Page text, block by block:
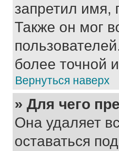
запретил имя,
Также он мог
более точной
Вернуться наверх
» Для чего
Она удаляет
оставаться